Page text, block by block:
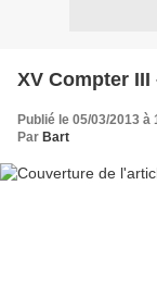
XV Compter
Publié le 05/03/2013 à
Par Bart